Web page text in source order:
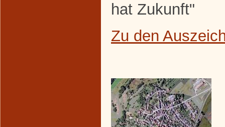
hat Zukunft"
Zu den